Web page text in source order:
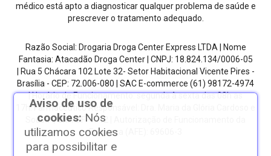
médico está apto a diagnosticar qualquer problema de saúde e
prescrever o tratamento adequado.
Razão Social: Drogaria Droga Center Express LTDA | Nome
Fantasia: Atacadão Droga Center | CNPJ: 18.824.134/0006-05
| Rua 5 Chácara 102 Lote 32- Setor Habitacional Vicente Pires -
Brasília - CEP: 72.006-080
| SAC E-commerce (61) 98172-4974
| Horário de Funcionamento: segunda à sexta das 08h as
17h.Farmacêutico Responsável: Dra. Maria da Glória Cardoso e
Sousa | CRF/DF: 4612 | Autorização de Funcionamento da
Empresa (AFE): 69606-3
Aviso de uso de
cookies: Nós
utilizamos cookies
para possibilitar e